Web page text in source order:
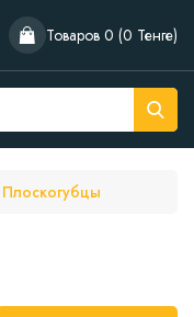
Товаров 0 (0 Тенге)
Плоскогубцы